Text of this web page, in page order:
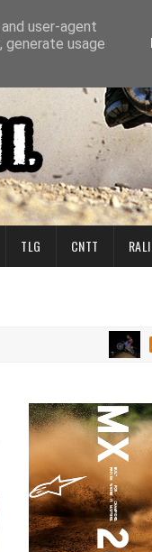
TLG CNTT RALI
CNSE
user-agent
usage